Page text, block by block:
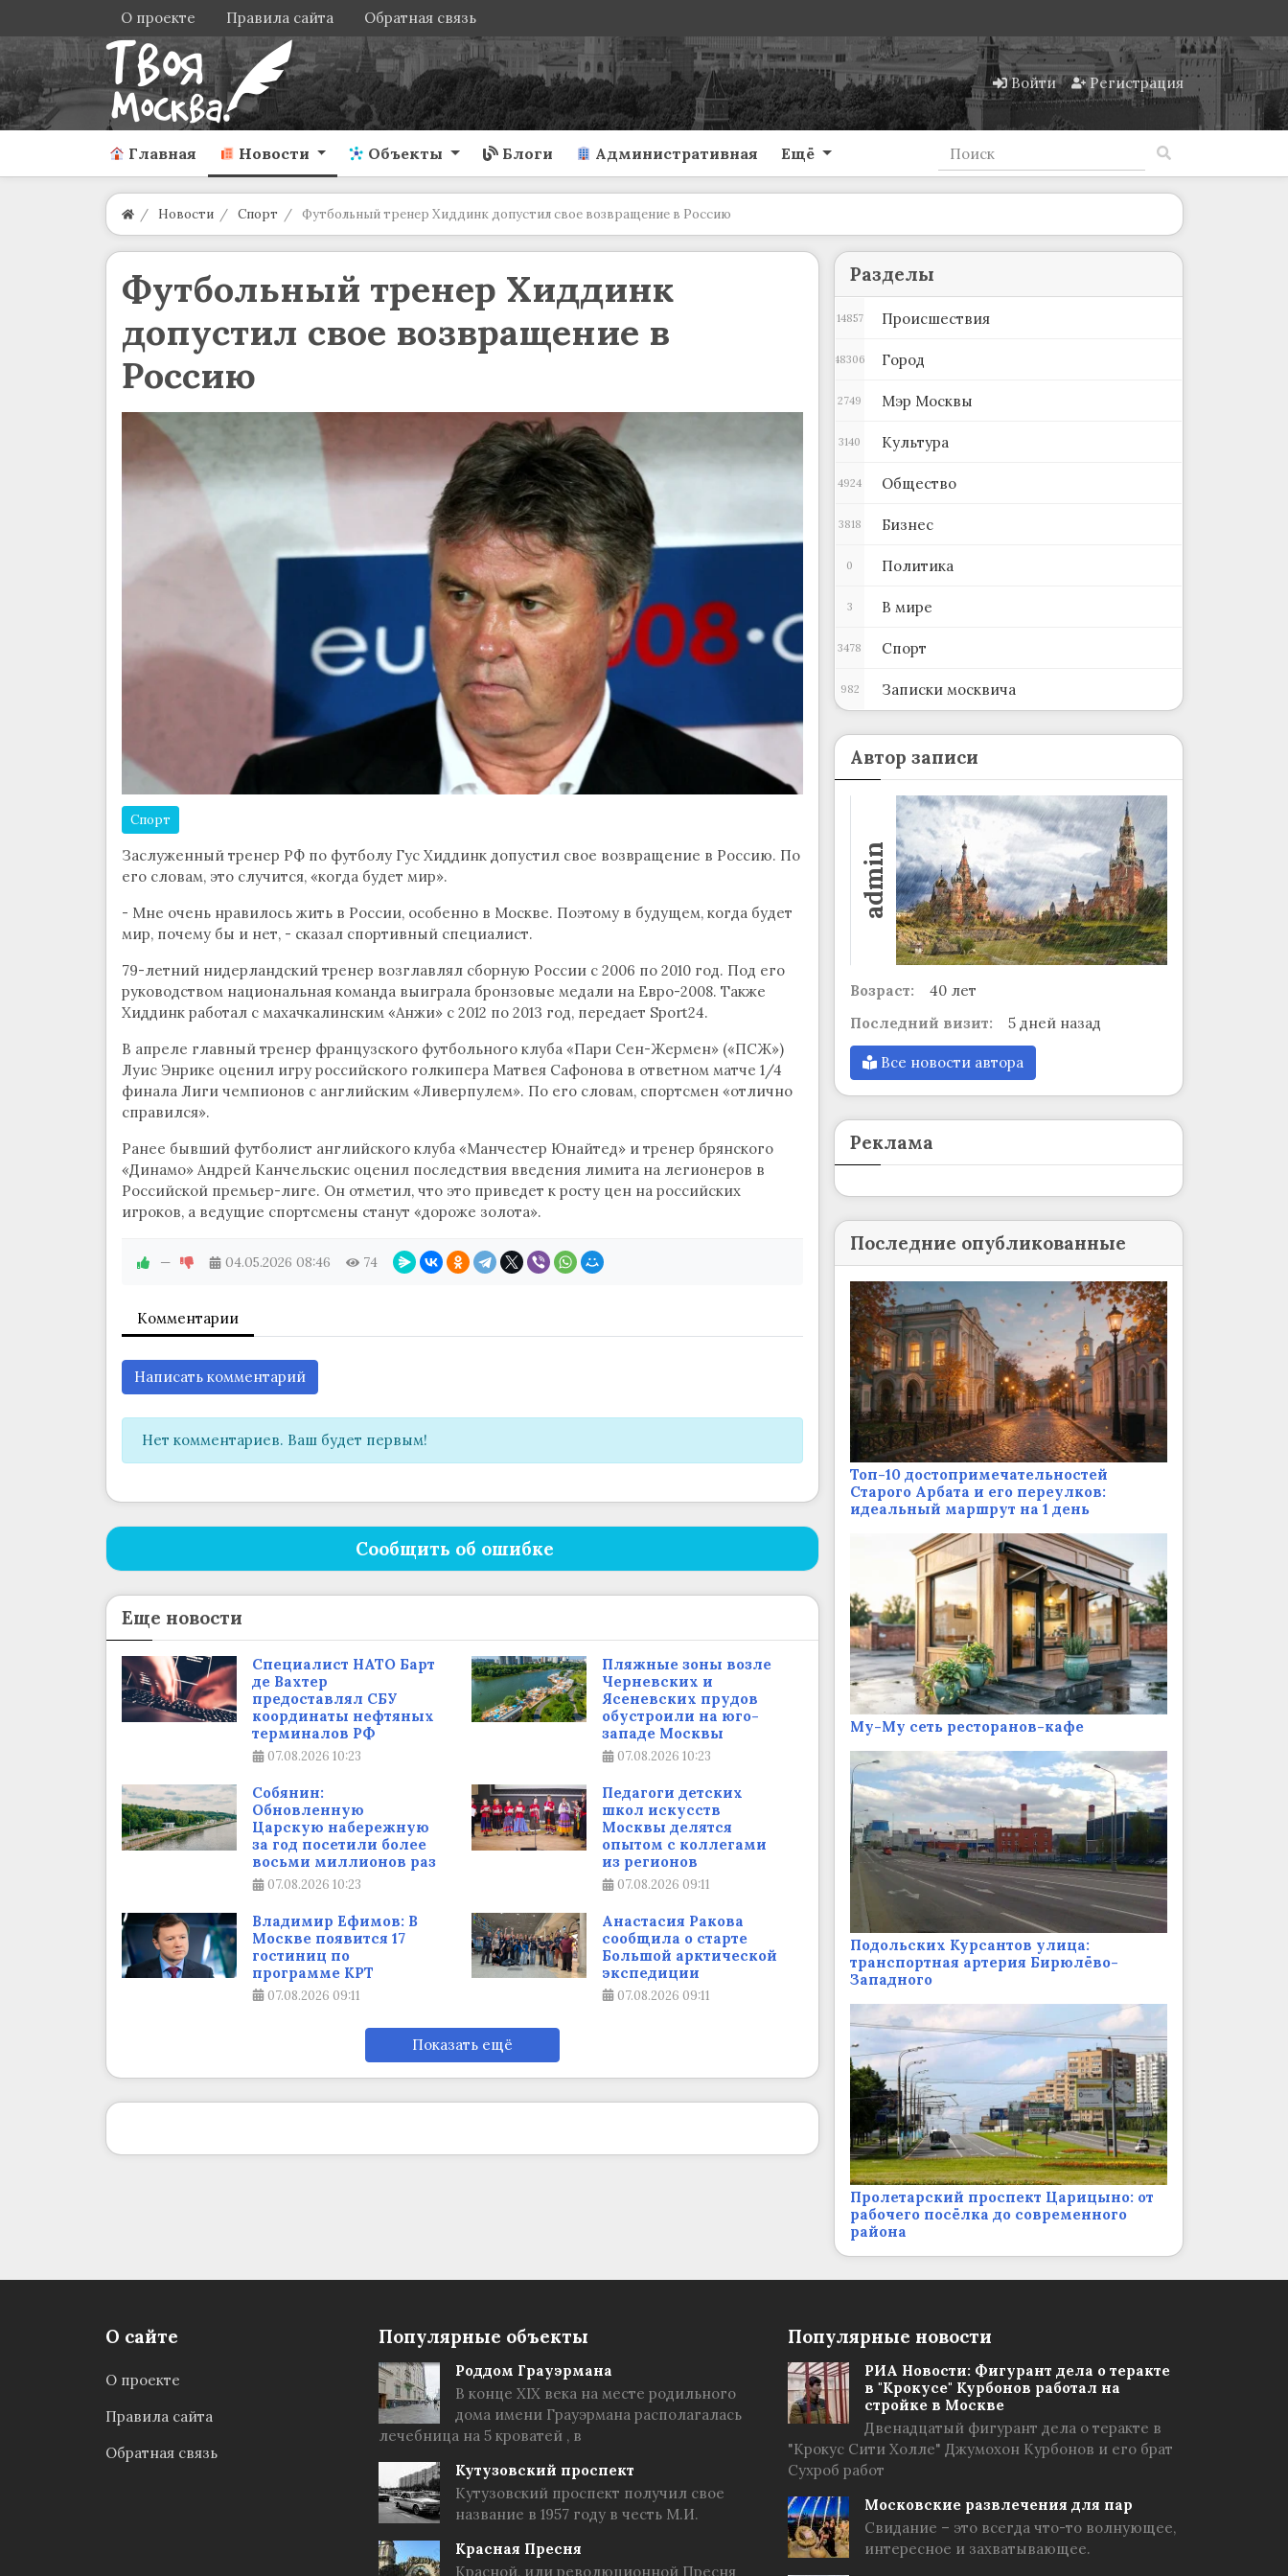
О проекте Правила сайта Обратная связь
Войти Регистрация
Главная Новости Объекты Блоги Административная Ещё
Новости Спорт Футбольный тренер Хиддинк допустил свое возвращение в Россию
Футбольный тренер Хиддинк
допустил свое возвращение в
Россию
Спорт
Заслуженный тренер РФ по футболу Гус Хиддинк допустил свое возвращение в Россию. По
его словам, это случится, «когда будет мир».
- Мне очень нравилось жить в России, особенно в Москве. Поэтому в будущем, когда будет
мир, почему бы и нет, - сказал спортивный специалист.
79-летний нидерландский тренер возглавлял сборную России с 2006 по 2010 год. Под его
руководством национальная команда выиграла бронзовые медали на Евро-2008. Также
Хиддинк работал с махачкалинским «Анжи» с 2012 по 2013 год, передает Sport24.
В апреле главный тренер французского футбольного клуба «Пари Сен-Жермен» («ПСЖ»)
Луис Энрике оценил игру российского голкипера Матвея Сафонова в ответном матче 1/4
финала Лиги чемпионов с английским «Ливерпулем». По его словам, спортсмен «отлично
справился».
Ранее бывший футболист английского клуба «Манчестер Юнайтед» и тренер брянского
«Динамо» Андрей Канчельскис оценил последствия введения лимита на легионеров в
Российской премьер-лиге. Он отметил, что это приведет к росту цен на российских
игроков, а ведущие спортсмены станут «дороже золота».
— 04.05.2026 08:46 74
Комментарии
Написать комментарий
Нет комментариев. Ваш будет первым!
Сообщить об ошибке
Еще новости
Cпециалист НАТО Барт
де Вахтер
предоставлял СБУ
координаты нефтяных
терминалов РФ
07.08.2026 10:23
Пляжные зоны возле
Черневских и
Ясеневских прудов
обустроили на юго-
западе Москвы
07.08.2026 10:23
Собянин:
Обновленную
Царскую набережную
за год посетили более
восьми миллионов раз
07.08.2026 10:23
Педагоги детских
школ искусств
Москвы делятся
опытом с коллегами
из регионов
07.08.2026 09:11
Владимир Ефимов: В
Москве появится 17
гостиниц по
программе КРТ
07.08.2026 09:11
Анастасия Ракова
сообщила о старте
Большой арктической
экспедиции
07.08.2026 09:11
Показать ещё
Разделы
Происшествия
14857
Город
48306
Мэр Москвы
2749
Культура
3140
Общество
4924
Бизнес
3818
Политика
0
В мире
3
Спорт
3478
Записки москвича
982
Автор записи
admin
Возраст:
40 лет
Последний визит:
5 дней назад
Все новости автора
Реклама
Последние опубликованные
Топ-10 достопримечательностей
Старого Арбата и его переулков:
идеальный маршрут на 1 день
Му-Му сеть ресторанов-кафе
Подольских Курсантов улица:
транспортная артерия Бирюлёво-
Западного
Пролетарский проспект Царицыно: от
рабочего посёлка до современного
района
О сайте
О проекте
Правила сайта
Обратная связь
Популярные объекты
Роддом Грауэрмана
В конце XIX века на месте родильного
дома имени Грауэрмана располагалась
лечебница на 5 кроватей , в
Кутузовский проспект
Кутузовский проспект получил свое
название в 1957 году в честь М.И.
Красная Пресня
Красной, или революционной Пресня
Популярные новости
РИА Новости: Фигурант дела о теракте
в "Крокусе" Курбонов работал на
стройке в Москве
Двенадцатый фигурант дела о теракте в
"Крокус Сити Холле" Джумохон Курбонов и его брат
Сухроб работ
Московские развлечения для пар
Свидание – это всегда что-то волнующее,
интересное и захватывающее.